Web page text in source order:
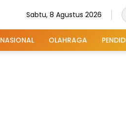
Sabtu, 8 Agustus 2026
NASIONAL OLAHRAGA